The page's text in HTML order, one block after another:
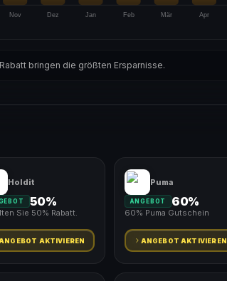
Nov Dez Jan Feb Mär Apr
bringen die größten Ersparnisse.
Holdit
50%
Sie 50% Rabatt.
ANGEBOT AKTIVIEREN
Puma
ANGEBOT 60%
60% Puma Gutschein
ANGEBOT AKTIVIEREN